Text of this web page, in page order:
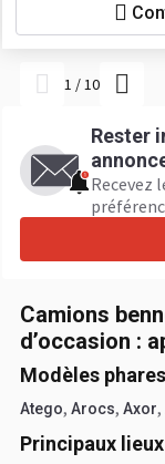
1 /10
Rester
Recevez
Camions
d’occasion :
Modèles phares
Atego, Arocs, Axor,
Principaux